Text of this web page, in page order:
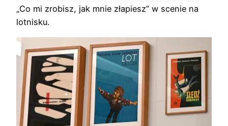
„Co mi zrobisz, jak mnie złapiesz” w scenie na
lotnisku.